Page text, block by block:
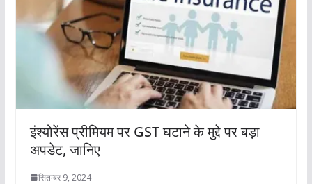
इंश्योरेंस प्रीमियम पर GST घटाने के मुद्दे पर बड़ा
अपडेट, जानिए
सितम्बर 9, 2024